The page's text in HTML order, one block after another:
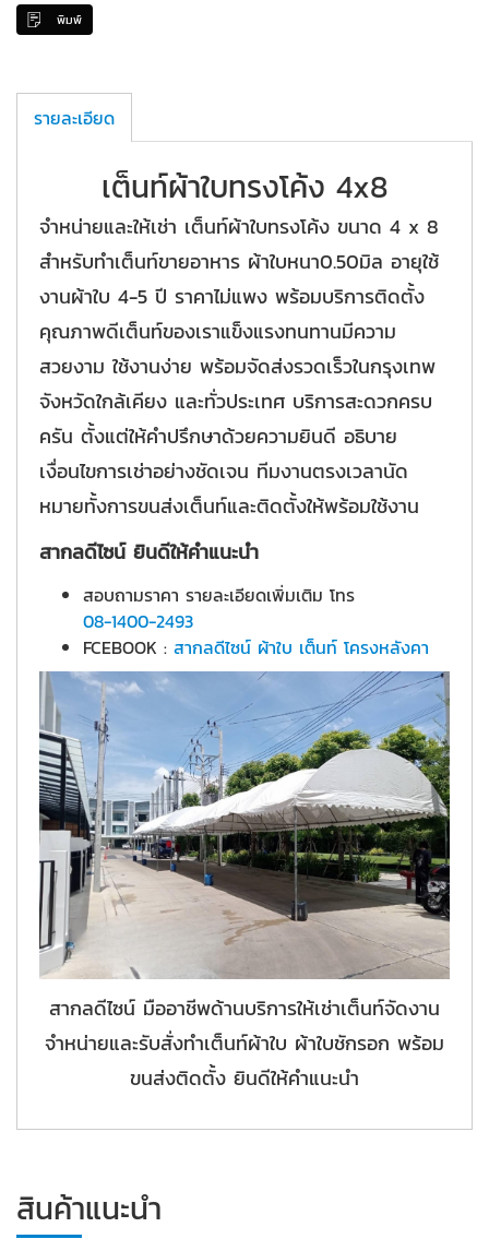
พิมพ์
รายละเอียด
เต็นท์ผ้าใบทรงโค้ง 4x8
จำหน่ายและให้เช่า เต็นท์ผ้าใบทรงโค้ง ขนาด 4 x 8
สำหรับทำเต็นท์ขายอาหาร ผ้าใบหนา0.50มิล อายุใช้
งานผ้าใบ 4-5 ปี ราคาไม่แพง พร้อมบริการติดตั้ง
คุณภาพดีเต็นท์ของเราแข็งแรงทนทานมีความ
สวยงาม ใช้งานง่าย พร้อมจัดส่งรวดเร็วในกรุงเทพ
จังหวัดใกล้เคียง และทั่วประเทศ บริการสะดวกครบ
ครัน ตั้งแต่ให้คำปรึกษาด้วยความยินดี อธิบาย
เงื่อนไขการเช่าอย่างชัดเจน ทีมงานตรงเวลานัด
หมายทั้งการขนส่งเต็นท์และติดตั้งให้พร้อมใช้งาน
สากลดีไซน์ ยินดีให้คำแนะนำ
สอบถามราคา รายละเอียดเพิ่มเติม โทร
08-1400-2493
FCEBOOK : สากลดีไซน์ ผ้าใบ เต็นท์ โครงหลังคา
สากลดีไซน์ มืออาชีพด้านบริการให้เช่าเต็นท์จัดงาน
จำหน่ายและรับสั่งทำเต็นท์ผ้าใบ ผ้าใบชักรอก พร้อม
ขนส่งติดตั้ง ยินดีให้คำแนะนำ
สินค้าแนะนำ